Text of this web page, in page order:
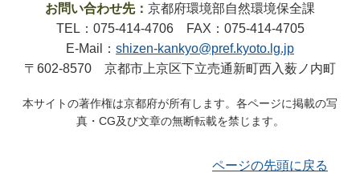
お問い合わせ先： 京都府環境部自然環境保全課
TEL：075-414-4706 FAX：075-414-4705
E-Mail： shizen-kankyo@pref.kyoto.lg.jp
〒602-8570 京都市上京区下立売通新町西入薮ノ内町
本サイトの著作権は京都府が所有します。各ページに掲載の写
真・CG及び文章の無断転載を禁じます。
ページの先頭に戻る